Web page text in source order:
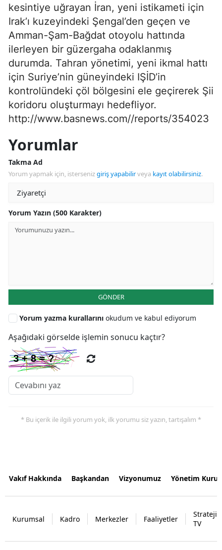
kesintiye uğrayan İran, yeni istikameti için
Irak’ı kuzeyindeki Şengal’den geçen ve
Amman-Şam-Bağdat otoyolu hattında
ilerleyen bir güzergaha odaklanmış
durumda. Tahran yönetimi, yeni ikmal hattı
için Suriye’nin güneyindeki IŞİD’in
kontrolündeki çöl bölgesini ele geçirerek Şii
koridoru oluşturmayı hedefliyor.
http://www.basnews.com//reports/354023
Yorumlar
Takma Ad
Yorum yapmak için, istersenizgiriş yapabilirveya kayıt olabilirsiniz.
Yorum Yazın (500 Karakter)
GÖNDER
Yorum yazma kurallarını okudum ve kabul ediyorum
Aşağıdaki görselde işlemin sonucu kaçtır?
* Bu içerik ile ilgili yorum yok, ilk yorumu siz yazın, tartışalım *
Vakıf Hakkında Başkandan Vizyonumuz Yönetim
Kurumsal Kadro Merkezler Faaliyetler
Strateji
TV